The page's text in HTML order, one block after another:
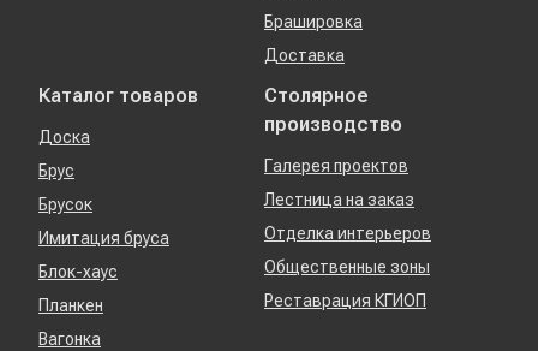
Брашировка
Доставка
Каталог товаров
Доска
Брус
Брусок
Имитация бруса
Блок-хаус
Планкен
Вагонка
Столярное
производство
Галерея проектов
Лестница на заказ
Отделка интерьеров
Общественные зоны
Реставрация КГИОП